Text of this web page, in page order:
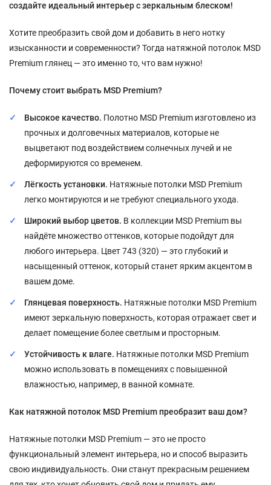
создайте идеальный интерьер с зеркальным блеском!
Хотите преобразить свой дом и добавить в него нотку
изысканности и современности? Тогда натяжной потолок MSD
Premium глянец — это именно то, что вам нужно!
Почему стоит выбрать MSD Premium?
Высокое качество. Полотно MSD Premium изготовлено из
прочных и долговечных материалов, которые не
выцветают под воздействием солнечных лучей и не
деформируются со временем.
Лёгкость установки. Натяжные потолки MSD Premium
легко монтируются и не требуют специального ухода.
Широкий выбор цветов. В коллекции MSD Premium вы
найдёте множество оттенков, которые подойдут для
любого интерьера. Цвет 743 (320) — это глубокий и
насыщенный оттенок, который станет ярким акцентом в
вашем доме.
Глянцевая поверхность. Натяжные потолки MSD Premium
имеют зеркальную поверхность, которая отражает свет и
делает помещение более светлым и просторным.
Устойчивость к влаге. Натяжные потолки MSD Premium
можно использовать в помещениях с повышенной
влажностью, например, в ванной комнате.
Как натяжной потолок MSD Premium преобразит ваш дом?
Натяжные потолки MSD Premium — это не просто
функциональный элемент интерьера, но и способ выразить
свою индивидуальность. Они станут прекрасным решением